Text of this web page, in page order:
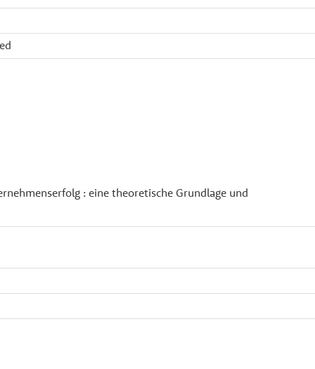
: eine theoretische Grundlage und